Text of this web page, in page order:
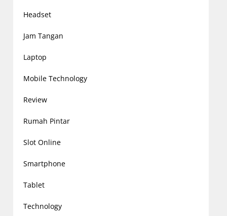
Headset
Jam Tangan
Laptop
Mobile Technology
Review
Rumah Pintar
Slot Online
Smartphone
Tablet
Technology